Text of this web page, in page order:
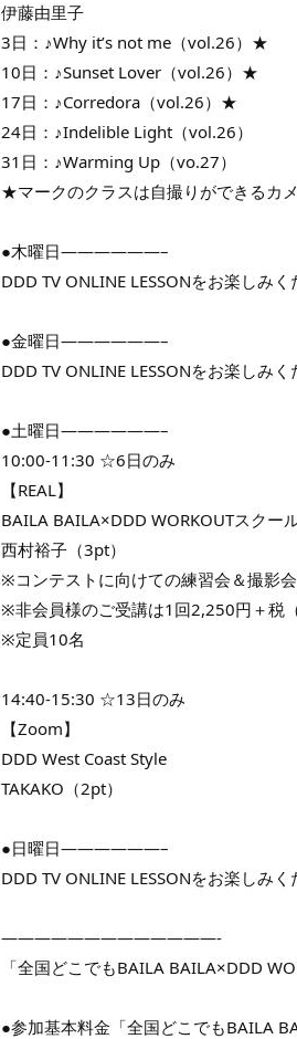
伊藤由里子
3日：♪Why it’s not me（vol.26）★
10日：♪Sunset Lover（vol.26）★
17日：♪Corredora（vol.26）★
24日：♪Indelible Light（vol.26）
31日：♪Warming Up（vo.27）
★マークのクラスは自撮りができるカ
●木曜日——————–
DDD TV ONLINE LESSONをお楽しみく
●金曜日——————–
DDD TV ONLINE LESSONをお楽しみく
●土曜日——————–
10:00-11:30 ☆6日のみ
【REAL】
BAILA BAILA×DDD WORKOUTスクー
西村裕子（3pt）
※コンテストに向けての練習会＆撮影会
※非会員様のご受講は1回2,250円＋税
※定員10名
14:40-15:30 ☆13日のみ
【Zoom】
DDD West Coast Style
TAKAKO（2pt）
●日曜日——————–
DDD TV ONLINE LESSONをお楽しみく
—————————————-
「全国どこでもBAILA BAILA×DDD
●参加基本料金「全国どこでもBAILA